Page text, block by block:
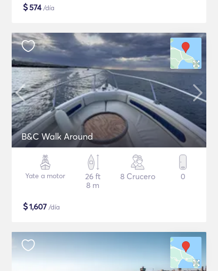
$574/día
B&C Walk Around
Yate a motor
26 ft
8 m
8 Crucero 0
$1,607 /día